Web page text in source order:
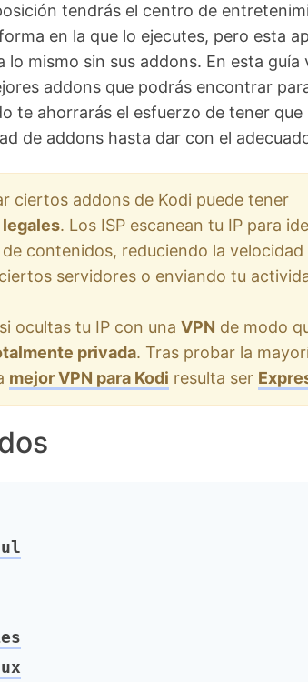
tendrás el centro de
en la que lo ejecutes, pero esta
lo mismo sin sus addons. En esta guía
addons que podrás encontrar
te ahorrarás el esfuerzo de tener que
de addons hasta dar con el
ciertos addons de Kodi puede tener
. Los ISP escanean tu IP para
contenidos, reduciendo la velocidad
servidores o enviando tu
ocultas tu IP con una VPN de modo
privada. Tras probar la
mejor VPN para Kodi resulta ser